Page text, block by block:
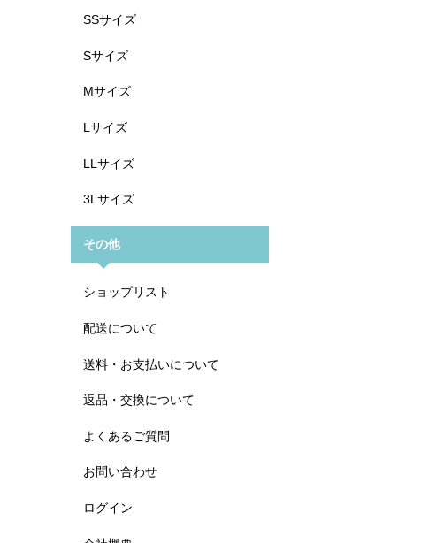
SSサイズ
Sサイズ
Mサイズ
Lサイズ
LLサイズ
3Lサイズ
その他
ショップリスト
配送について
送料・お支払いについて
返品・交換について
よくあるご質問
お問い合わせ
ログイン